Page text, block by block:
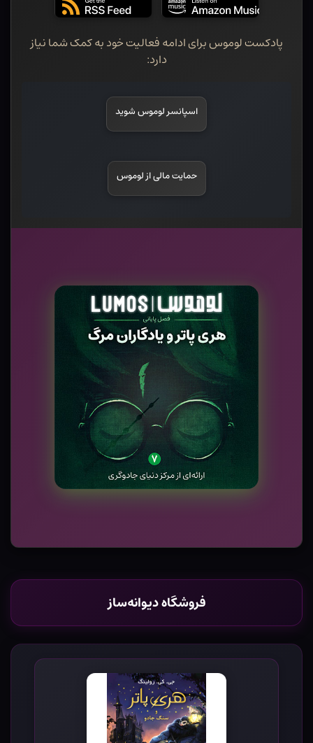
پادکست لوموس برای ادامه فعالیت خود به کمک شما نیاز
دارد:
اسپانسر لوموس شوید
حمایت مالی از لوموس
فروشگاه دیوانه‌ساز